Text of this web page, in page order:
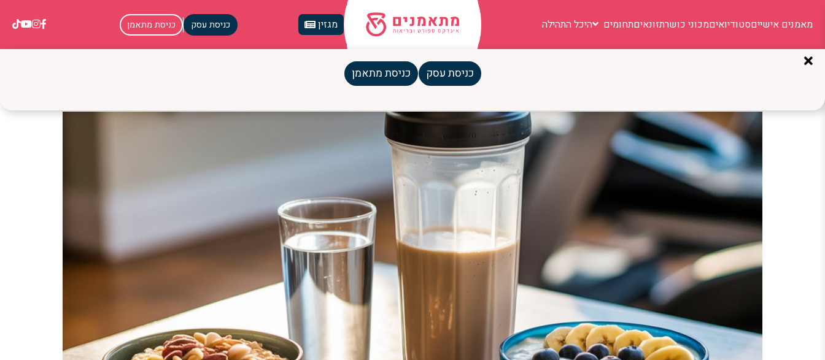
מאמנים אישייםסטודיואיםמכוני כושרתזונאיםתחומים היכל התהילה מגזין כניסת עסק כניסת מתאמן
כניסת עסק כניסת מתאמן מתי לאכול אחרי אימון
מה לאכול לפני ואחרי אימון: המדריך התזונתי המקיף למתאמנים